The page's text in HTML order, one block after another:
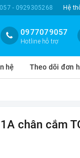
- 0929305268 Hệ
0977079057
Hotline hỗ trợ
hệ Theo dõi đơn
chân cắm